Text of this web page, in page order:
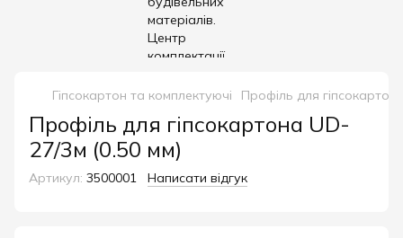
Гіпсокартон та комплектуючі Профіль для гіпсокартону
Профіль для гіпсокартона UD-
27/3м (0.50 мм)
Артикул: 3500001 Написати відгук